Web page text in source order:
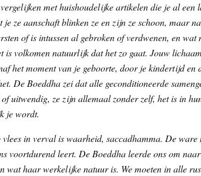
met huishoudelijke artikelen die je al
je ze aanschaft blinken ze en zijn ze schoon, maar
of is intussen al gebroken of verdwenen, en
is volkomen natuurlijk dat het zo gaat. Jouw
het moment van je geboorte, door je kindertijd
De Boeddha zei dat alle geconditioneerde
uitwendig, ze zijn allemaal zonder zelf, het is in
je wordt.
vlees in verval is waarheid, saccadhamma. De
voortdurend leert. De Boeddha leerde ons om
wat haar werkelijke natuur is. We moeten in alle